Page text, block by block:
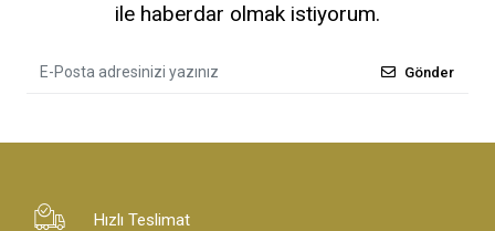
ile haberdar olmak istiyorum.
Gönder
Hızlı Teslimat